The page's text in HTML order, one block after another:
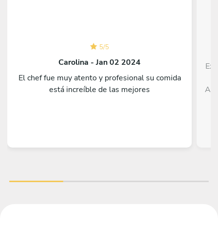
5/5
Carolina - Jan 02 2024
El chef fue muy atento y profesional su comida
está increíble de las mejores